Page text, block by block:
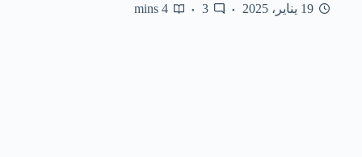
19 يناير، 2025 3
4 mins